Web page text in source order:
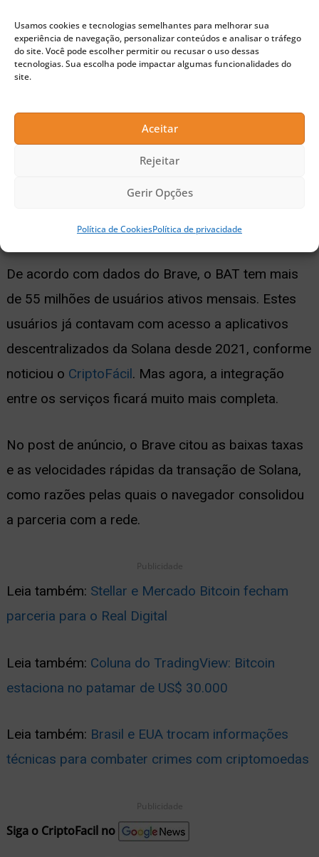
Usamos cookies e tecnologias semelhantes para melhorar sua
experiência de navegação, personalizar conteúdos e analisar o tráfego
do site. Você pode escolher permitir ou recusar o uso dessas
tecnologias. Sua escolha pode impactar algumas funcionalidades do
site.
Aceitar
Rejeitar
Gerir Opções
Política de CookiesPolítica de privacidade
através da Wormhole da Solana. Feito isso, o token
se transforma no formato SLP e passa a ser
enviado por esta rede.
Publicidade
mercado Magic Marketplace. Isto é, será possível
utilizá-los para comprar tokens nativos da Solana.
De acordo com dados do Brave, o BAT tem mais
de 55 milhões de usuários ativos mensais. Estes
usuários já contavam com acesso a aplicativos
descentralizados da Solana desde 2021, conforme
noticiou o CriptoFácil. Mas agora, a integração
entre os serviços ficará muito mais completa.
No post de anúncio, o Brave citou as baixas taxas
e as velocidades rápidas da transação de Solana,
como razões pelas quais o navegador consolidou
a parceria com a rede.
Publicidade
Leia também: Stellar e Mercado Bitcoin fecham
parceria para o Real Digital
Leia também: Coluna do TradingView: Bitcoin
estaciona no patamar de US$ 30.000
Leia também: Brasil e EUA trocam informações
técnicas para combater crimes com criptomoedas
Publicidade
Siga o CriptoFacil no